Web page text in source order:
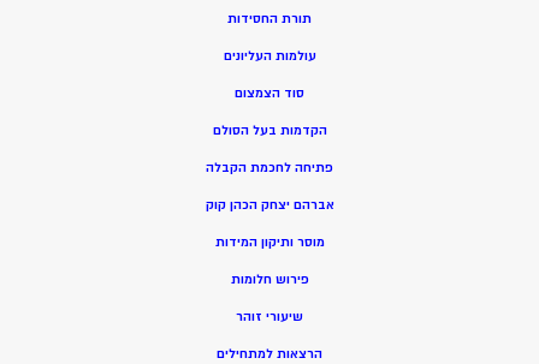
תורת החסידות
עולמות העליונים
סוד הצמצום
הקדמות בעל הסולם
פתיחה לחכמת הקבלה
אברהם יצחק הכהן קוק
מוסר ותיקון המידות
פירוש חלומות
שיעורי זוהר
הרצאות למתחילים